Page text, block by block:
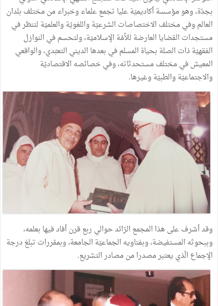
بجدّة، وهو مؤسسة أكاديميّة عليا تجمع علماء وخبراء من مختلف بلدان
العالم وفي مختلف الاختصاصات الشرعيّة واللغويّة والعلميّة لتنظر في
مستجدات القضايا العارضة للأمّة الإسلاميّة، ولتحسم في النوازل
الفقهيّة ذات الصلة بحياة المسلم في بعدها الديني التعبّدي، والواقعي
المعيش في مختلف مستحدثاته، وفي خصائصه الاقتصاديّة
والاجتماعيّة والطبيّة وغيرها.
وقد أشرف على هذا المجمع الرّائد حوالي ربع قرن أفاد فيها بعلمه،
وببحوثه المستفيضة، وبفتاويه الجماعيّة الجامعة، وبمقررات تبلغ درجة
الإجماع الّذي يعتبر مصدرا من مصادر التشريع.